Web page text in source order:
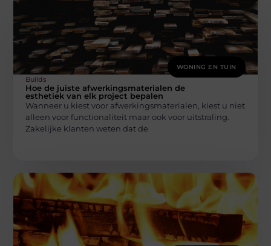
WONING EN TUIN
Builds
Hoe de juiste afwerkingsmaterialen de
esthetiek van elk project bepalen
Wanneer u kiest voor afwerkingsmaterialen, kiest u niet
alleen voor functionaliteit maar ook voor uitstraling.
Zakelijke klanten weten dat de